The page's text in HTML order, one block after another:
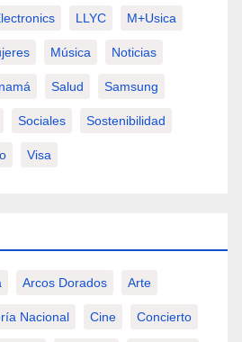
LLYC M+usica
Música Noticias
Salud Samsung
Sociales Sostenibilidad
Visa
Arcos Dorados Arte
Nacional Cine Concierto